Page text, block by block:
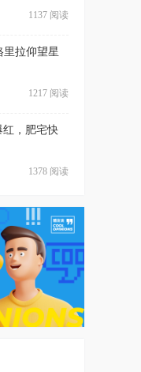
1137 阅读
里拉仰望星
1217 阅读
红，肥宅快
1378 阅读